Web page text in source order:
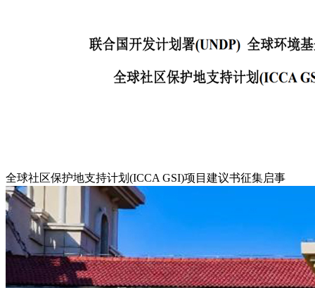
全球社区保护地支持计划(ICCA GSI)项目建议书征集启事